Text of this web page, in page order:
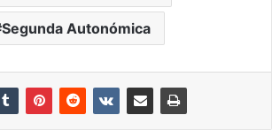
Segunda Autonómica